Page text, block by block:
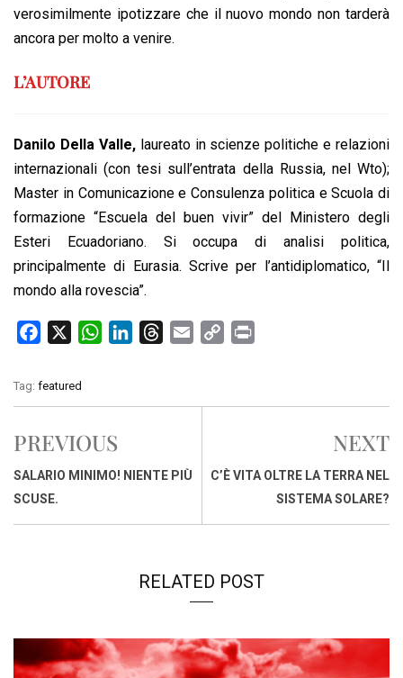
verosimilmente ipotizzare che il nuovo mondo non tarderà
ancora per molto a venire.
L’AUTORE
Danilo Della Valle,laureato in scienze politiche e relazioni
internazionali (con tesi sull’entrata della Russia, nel Wto);
Master in Comunicazione e Consulenza politica e Scuola di
formazione “Escuela del buen vivir” del Ministero degli
Esteri Ecuadoriano. Si occupa di analisi politica,
principalmente di Eurasia. Scrive per l’antidiplomatico, “Il
mondo alla rovescia”.
c
e
o
o
k
W
t
A
p
k
I
e
s
i
y
n
n
Tag: featured
PREVIOUS
SALARIO MINIMO! NIENTE PIÙ
SCUSE.
NEXT
C’È VITA OLTRE LA TERRA NEL
SISTEMA SOLARE?
RELATED POST